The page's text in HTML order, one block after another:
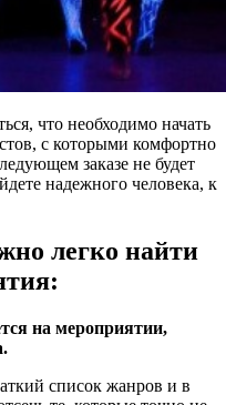
что необходимо начать
с которыми комфортно
заказе не будет
надежного человека, к
легко найти
на мероприятии,
список жанров и в